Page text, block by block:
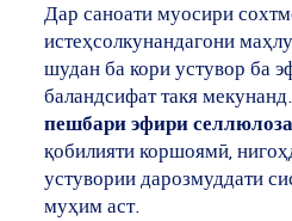
Дар саноати муосири
истеҳсолкунандагони
шудан ба кори устувор ба
баландсифат такя мекунанд.
пешбари эфири селлюлоза
қобилияти коршоямӣ,
устувории дарозмуддати
муҳим аст.